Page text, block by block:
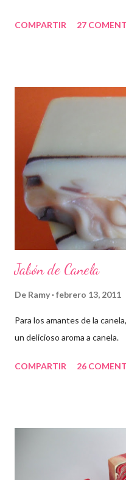
COMPARTIR 27
Jabón de Canela
De Ramy febrero 13, 2011
Para los amantes de la
un delicioso aroma a canela.
COMPARTIR 26